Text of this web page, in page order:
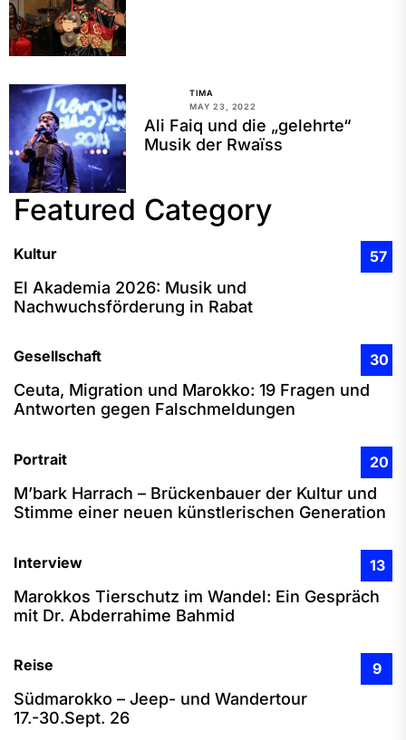
TIMA
MAY 23, 2022
Ali Faiq und die „gelehrte“
Musik der Rwaїss
Featured Category
Kultur 57
El Akademia 2026: Musik und
Nachwuchsförderung in Rabat
Gesellschaft 30
Ceuta, Migration und Marokko: 19 Fragen und
Antworten gegen Falschmeldungen
Portrait 20
M’bark Harrach – Brückenbauer der Kultur und
Stimme einer neuen künstlerischen Generation
Interview 13
Marokkos Tierschutz im Wandel: Ein Gespräch
mit Dr. Abderrahime Bahmid
Reise 9
Südmarokko – Jeep- und Wandertour
17.-30.Sept. 26